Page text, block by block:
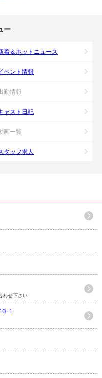
ー
着＆ホットニュース
ベント情報
勤情報
ャスト日記
画一覧
タッフ求人
わせ下さい
1